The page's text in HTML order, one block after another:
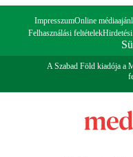
ImpresszumOnline
Felhasználási feltételek
A Szabad Föld kiadója a